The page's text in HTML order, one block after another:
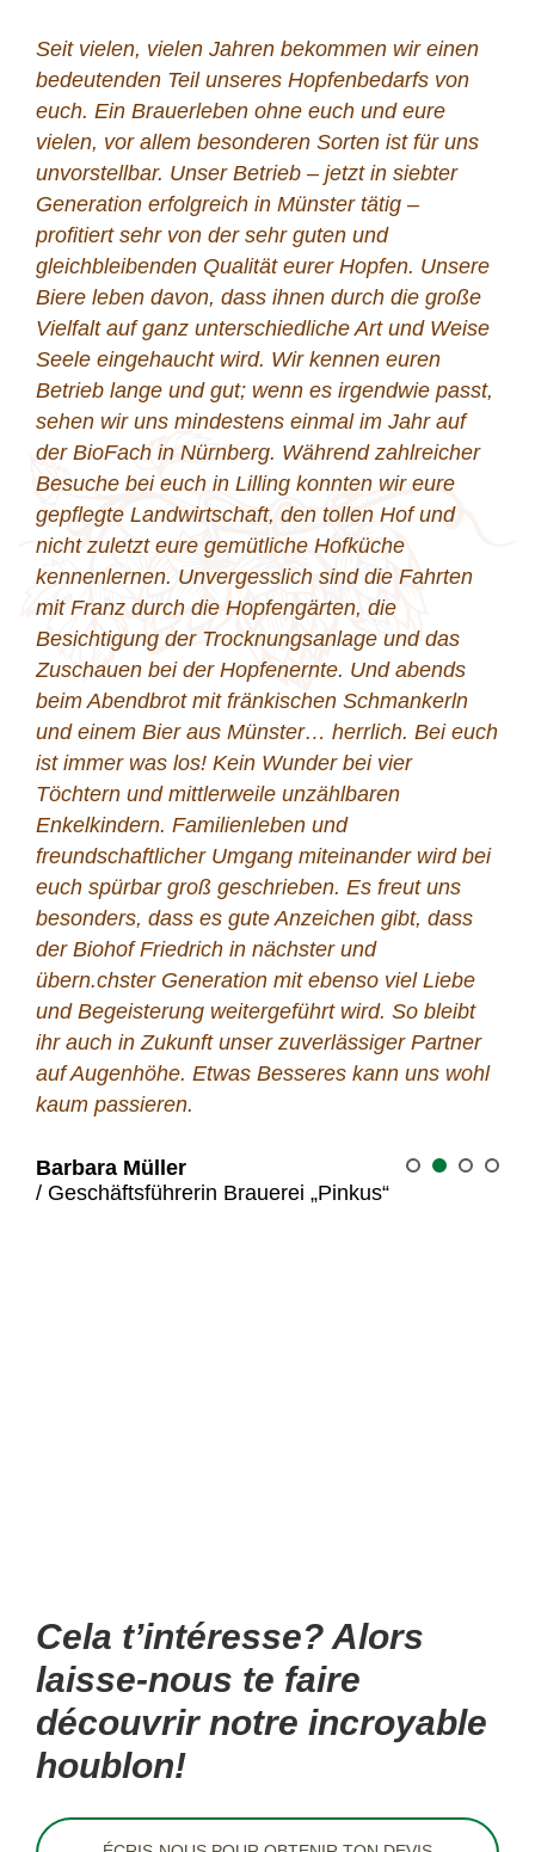
Was ich an den Bio-Hopfen der Familie Friedrich
besonders schätze, ist die herausragende
Qualität – ein deutliches Zeichen für sorgfältigen
und nachhaltigen Anbau sowie ein hohes
Qualitätsbewusstsein. Die Bio-Hopfen der
Familie Friedrich heben sich durch die
besondere Herkunft ab. Die Verbindung von
Qualität und Nachhaltigkeit macht eure Hopfen
besonders wertvoll. Der persönliche Kontakt mit
der Familie Friedrich ist immer herzlich, offen
und von gegenseitigem Vertrauen geprägt. Man
spürt die Leidenschaft für den Bio-Hopfenanbau
und das ehrliche Interesse an einer
partnerschaftlichen Zusammenarbeit.
Manfred Riedl
/ Head of Processing / HVG
Cela t’intéresse? Alors
laisse-nous te faire
découvrir notre incroyable
houblon!
ÉCRIS-NOUS POUR OBTENIR TON DEVIS